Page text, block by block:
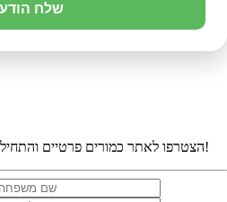
שלח הודעה
הצטרפו לאתר כמורים פרטיים והתחילו לקבל פניות מתלמידים עוד היום!